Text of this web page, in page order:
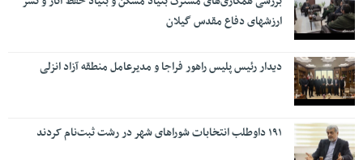
ارزشهای دفاع مقدس گیلان
دیدار رئیس پلیس راهور فراجا و مدیرعامل منطقه آزاد انزلی
۱۹۱ داوطلب انتخابات شوراهای شهر در رشت ثبت‌نام کردند